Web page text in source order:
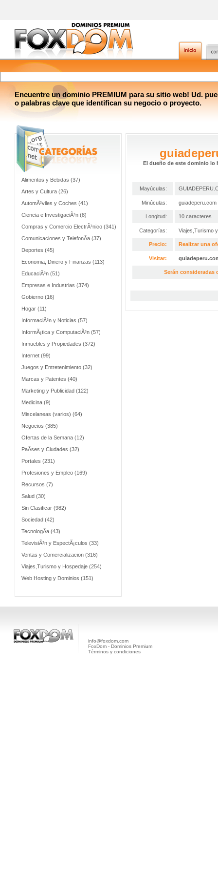
Encuentre un dominio PREMIUM para su sitio web! Ud.
o palabras clave que identifican su negocio o proyecto.
Alimentos y Bebidas (37)
Artes y Cultura (26)
AutomÃ³viles y Coches (41)
Ciencia e InvestigaciÃ³n (8)
Compras y Comercio ElectrÃ³nico (341)
Comunicaciones y TelefonÃ­a (37)
Deportes (45)
Economia, Dinero y Finanzas (113)
EducaciÃ³n (51)
Empresas e Industrias (374)
Gobierno (16)
Hogar (11)
InformaciÃ³n y Noticias (57)
InformÃ¡tica y ComputaciÃ³n (57)
Inmuebles y Propiedades (372)
Internet (99)
Juegos y Entretenimiento (32)
Marcas y Patentes (40)
Marketing y Publicidad (122)
Medicina (9)
Miscelaneas (varios) (64)
Negocios (385)
Ofertas de la Semana (12)
PaÃ­ses y Ciudades (32)
Portales (231)
Profesiones y Empleo (169)
Recursos (7)
Salud (30)
Sin Clasificar (982)
Sociedad (42)
TecnologÃ­a (43)
TelevisiÃ³n y EspectÃ¡culos (33)
Ventas y Comercializacion (316)
Viajes,Turismo y Hospedaje (254)
Web Hosting y Dominios (151)
El dueño de este dominio lo
Mayúculas:
Minúculas: guiadeperu.com
Longitud: 10 caracteres
Categorías: Viajes,Turismo
Precio: Realizar una
Visitar:
Serán consideradas
info@foxdom.com
FoxDom - Dominios Premium
Términos y condiciones